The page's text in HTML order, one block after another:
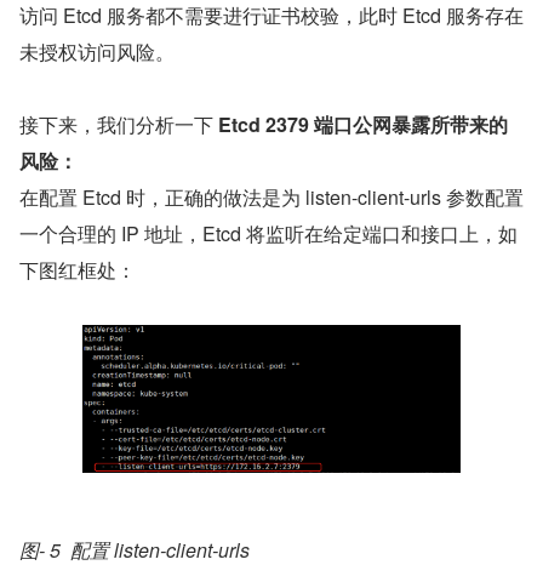
访问 Etcd 服务都不需要进行证书校验，此时 Etcd 服务存在
未授权访问风险。
接下来，我们分析一下 Etcd 2379 端口公网暴露所带来的
风险：
在配置 Etcd 时，正确的做法是为 listen-client-urls 参数配置
一个合理的 IP 地址，Etcd 将监听在给定端口和接口上，如
下图红框处：
图- 5  配置 listen-client-urls